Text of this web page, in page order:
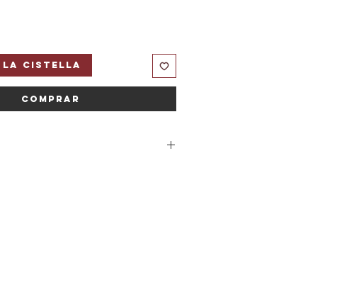
la cistella
Comprar